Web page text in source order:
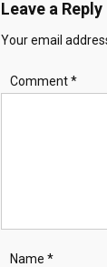
Leave a Reply
Your email
Comment*
Name *